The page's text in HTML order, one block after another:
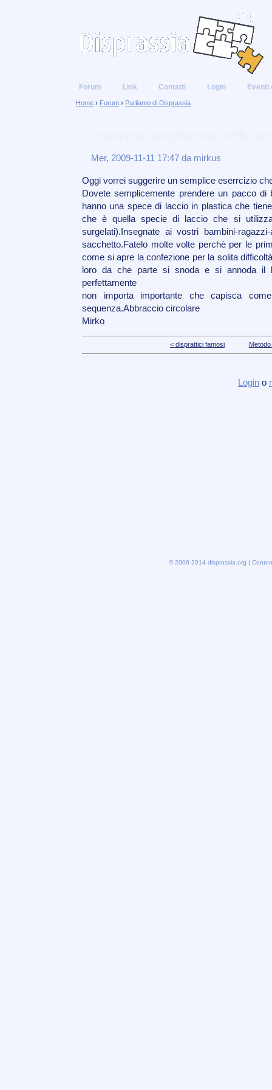
Forum Link Contatti Login Eventi
Home › Forum › Parliamo di Disprassia
Mer, 2009-11-11 17:47 da mirkus
Oggi vorrei suggerire un semplice eserrcizio
Dovete semplicemente prendere un pacco
hanno una spece di laccio in plastica che
che è quella specie di laccio che si
surgelati).Insegnate ai vostri bambini-
sacchetto.Fatelo molte volte perchè per le
come si apre la confezione per la solita
loro da che parte si snoda e si annoda il
perfettamente
non importa importante che capisca
sequenza.Abbraccio circolare
Mirko
< disprattici famosi
Login o
© 2006-2014 disprassia.org |